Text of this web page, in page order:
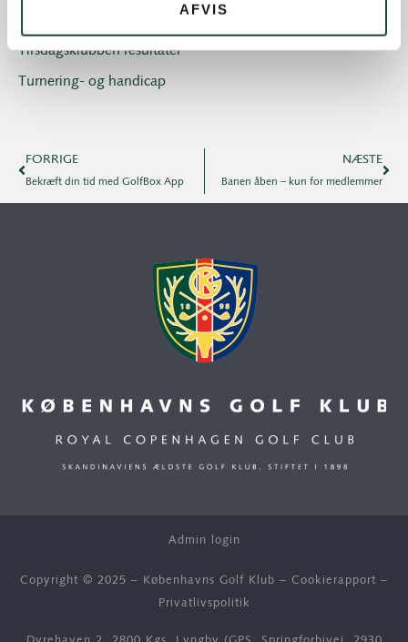
AFVIS
Tirsdagsklubben resultater
Turnering- og handicap
FORRIGE
Bekræft din tid med GolfBox App
NÆSTE
Banen åben – kun for medlemmer
Admin login
Copyright © 2025 – Københavns Golf Klub – Cookierapport –
Privatlivspolitik